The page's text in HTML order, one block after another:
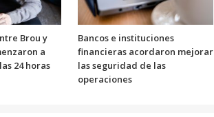
Brou y
a
24 horas
Bancos e instituciones
financieras acordaron mejorar
las seguridad de las
operaciones